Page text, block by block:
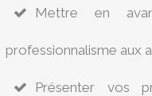
Mettre en
professionnalisme aux
Présenter vos